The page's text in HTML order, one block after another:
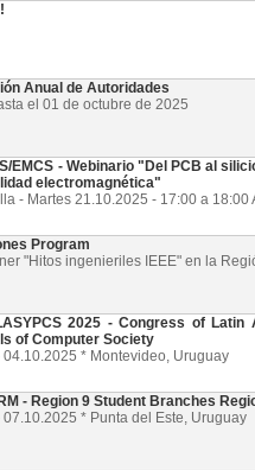
Anual de Autoridades
el 01 de octubre de 2025
EMCS - Webinario "Del PCB al
electromagnética"
- Martes 21.10.2025 - 17:00 a 18:00
Program
"Hitos ingenieriles IEEE" en la
2025 - Congress of
of Computer Society
* Montevideo, Uruguay
- Region 9 Student Branches
* Punta del Este, Uruguay